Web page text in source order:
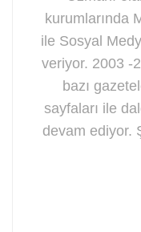
kurumlarında
ile Sosyal
veriyor. 2003 -
bazı
sayfaları ile
devam ediyor.